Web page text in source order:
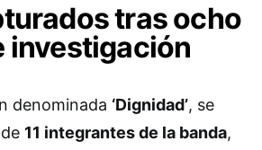
tras ocho
investigación
denominada ‘Dignidad’, se
11 integrantes de la banda,